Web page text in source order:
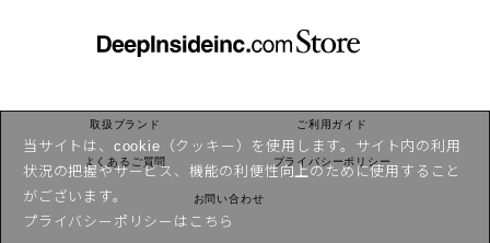
当サイトは、cookie（クッキー）を使用します。サイト内の利用
状況の把握やサービス、機能の利便性向上のために使用すること
がございます。
プライバシーポリシーは こちら
取扱ブランド ご利用ガイド
よくあるご質問 プライバシーポリシー
お問い合わせ